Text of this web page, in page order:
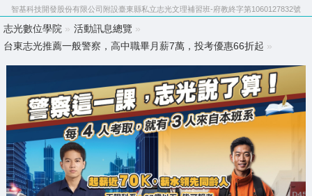
智基科技開發股份有限公司附設臺東縣私立志光文理補習班-府教終字第1060127832號
志光數位學院 » 活動訊息總覽 »
台東志光推薦一般警察，高中職畢月薪7萬，投考優惠66折起 »